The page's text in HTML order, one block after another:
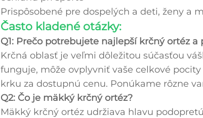
Prispôsobené pre dospelých a deti, ženy a
Často kladené otázky:
Q1: Prečo potrebujete najlepší krčný ortéz a
Krčná oblasť je veľmi dôležitou súčasťou
funguje, môže ovplyvniť vaše celkové
krku za dostupnú cenu. Ponúkame rôzne
Q2: Čo je mäkký krčný ortéz?
Mäkký krčný ortéz udržiava hlavu